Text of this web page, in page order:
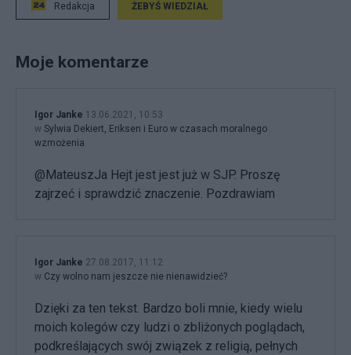
Redakcja ŻEBYŚ WIEDZIAŁ
Moje komentarze
Igor Janke 13.06.2021, 10:53
w Sylwia Dekiert, Eriksen i Euro w czasach moralnego
wzmożenia
@MateuszJa Hejt jest jest już w SJP. Proszę
zajrzeć i sprawdzić znaczenie. Pozdrawiam
Igor Janke 27.08.2017, 11:12
w Czy wolno nam jeszcze nie nienawidzieć?
Dzięki za ten tekst. Bardzo boli mnie, kiedy wielu
moich kolegów czy ludzi o zbliżonych poglądach,
podkreślających swój związek z religią, pełnych